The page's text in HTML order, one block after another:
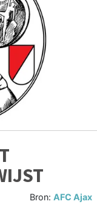
Bron: AFC Ajax